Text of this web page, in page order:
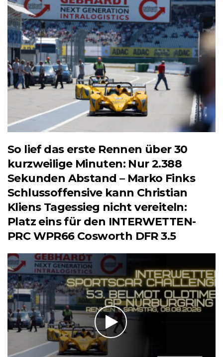
So lief das erste Rennen über 30
kurzweilige Minuten: Nur 2.388
Sekunden Abstand – Marko Finks
Schlussoffensive kann Christian
Kliens Tagessieg nicht vereiteln:
Platz eins für den INTERWETTEN-
PRC WPR66 Cosworth DFR 3.5